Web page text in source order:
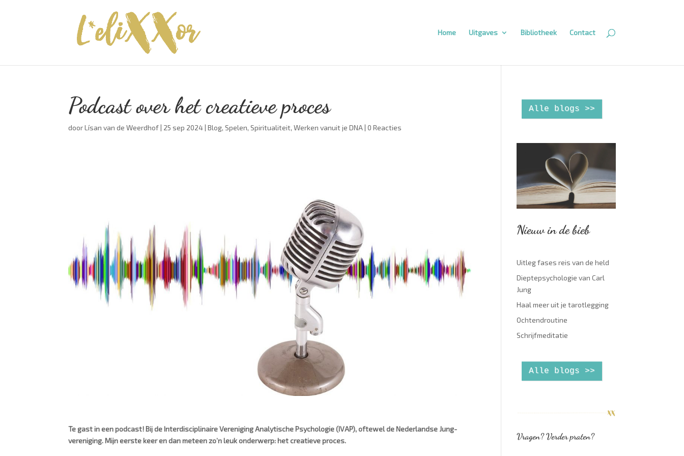
Home Uitgaves Bibliotheek Contact
Podcast over het creatieve proces
doorLísan van de Weerdhof | 25 sep 2024 |Blog,Spelen,Spiritualiteit,Werken vanuit je DNA |0 Reacties
Te gast in een podcast! Bij de Interdisciplinaire Vereniging Analytische Psychologie (IVAP), oftewel de Nederlandse Jung-
vereniging. Mijn eerste keer en dan meteen zo’n leuk onderwerp: het creatieve proces.
Alle blogs >>
Nieuw in de bieb
Uitleg fases reis van de held
Dieptepsychologie van Carl
Jung
Haal meer uit je tarotlegging
Ochtendroutine
Schrijfmeditatie
Alle blogs >>
Vragen? Verder praten?